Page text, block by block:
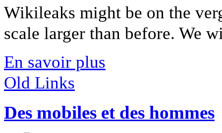
Wikileaks might be on the
scale larger than before. We
En savoir plus
Old Links
Des mobiles et des hommes